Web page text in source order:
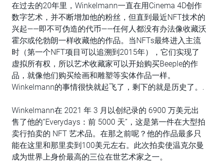
在过去的20年里，Winkelmann一直在用Cinema 4D创作
数字艺术，并不断增加他的粉丝，但直到最近NFT技术的
兴起——即不可伪造的代币——任何人都没有办法像收藏沃
霍尔或伦勃朗一样收藏他的作品。当NFTs最终进入主流
时（第一个NFT项目可以追溯到2015年），它们实现了
虚拟所有权，所以艺术收藏家可以开始购买Beeple的作
品，就像他们购买绘画和雕塑等实体作品一样。
Winkelmann的事情很快就起飞了，剩下的就是历史了。.
Winkelmann在 2021 年 3 月以创纪录的 6900 万美元出
售了他的“Everydays：前 5000 天”，这是第一件在大型拍
卖行拍卖的 NFT 艺术品。在那之前呢？他的作品最多只
能在这里和那里卖到100美元左右。此次拍卖使温克尔曼
成为世界上身价最高的三位在世艺术家之一。